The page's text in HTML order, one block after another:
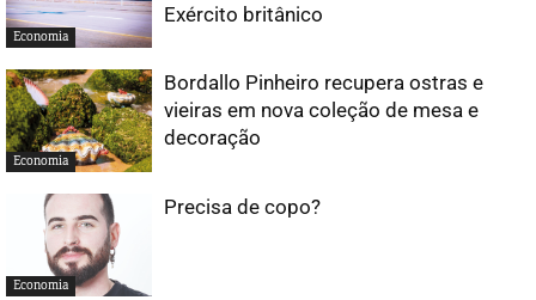
Economia
Exército britânico
Economia
Bordallo Pinheiro recupera ostras e
vieiras em nova coleção de mesa e
decoração
Economia
Precisa de copo?